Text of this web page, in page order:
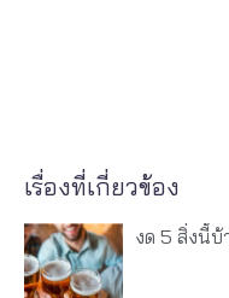
เรื่องที่เกี่ยวข้อง
งด 5 สิ่งนี้บ้